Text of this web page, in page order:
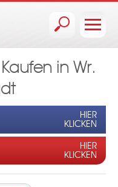
in Wr.
HIER
KLICKEN
HIER
KLICKEN